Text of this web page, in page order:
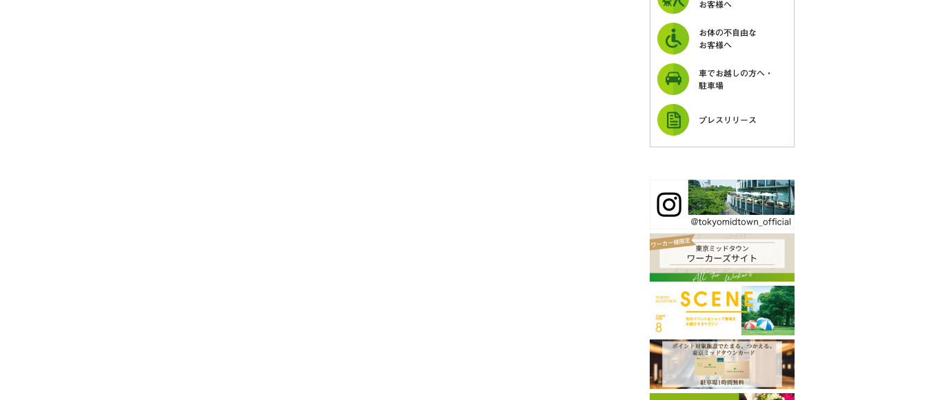
お客様へ
お体の不自由な
お客様へ
車でお越しの方へ・
駐車場
プレスリリース